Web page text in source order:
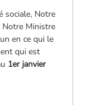
sociale, Notre
Notre Ministre
en ce qui le
qui est
1er janvier